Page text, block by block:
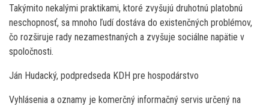
Takýmito nekalými praktikami, ktoré zvyšujú druhotnú platobnú
neschopnosť, sa mnoho ľudí dostáva do existenčných problémov,
čo rozširuje rady nezamestnaných a zvyšuje sociálne napätie v
spoločnosti.
Ján Hudacký, podpredseda KDH pre hospodárstvo
Vyhlásenia a oznamy je komerčný informačný servis určený na